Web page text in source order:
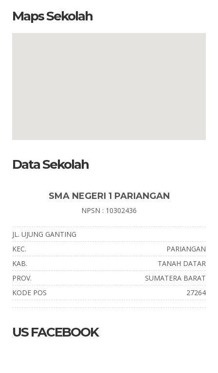
Maps Sekolah
Data Sekolah
SMA NEGERI 1 PARIANGAN
NPSN : 10302436
JL. UJUNG GANTING
KEC.
PARIANGAN
KAB.
TANAH DATAR
PROV.
SUMATERA BARAT
KODE POS
27264
US FACEBOOK